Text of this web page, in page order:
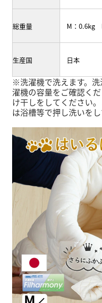
総重量 M：0.6kg
生産国 日本
※洗濯機で洗えます。
濯機の容量をご確認く
け干しをしてください
は浴槽等で押し洗いをし